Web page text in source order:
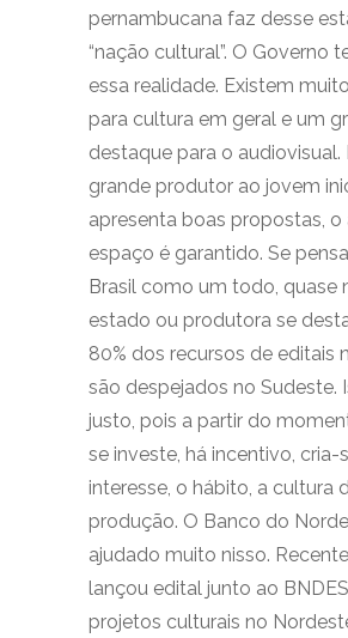
pernambucana faz desse
“nação cultural”. O Governo
essa realidade. Existem
para cultura em geral e um
destaque para o audiovisual.
grande produtor ao jovem
apresenta boas propostas, o
espaço é garantido. Se
Brasil como um todo, quase
estado ou produtora se
80% dos recursos de editais
são despejados no Sudeste.
justo, pois a partir do
se investe, há incentivo, cria-
interesse, o hábito, a cultura
produção. O Banco do
ajudado muito nisso.
lançou edital junto ao
projetos culturais no